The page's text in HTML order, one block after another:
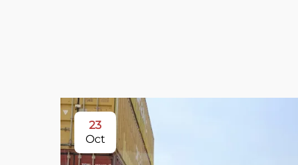
23
Oct